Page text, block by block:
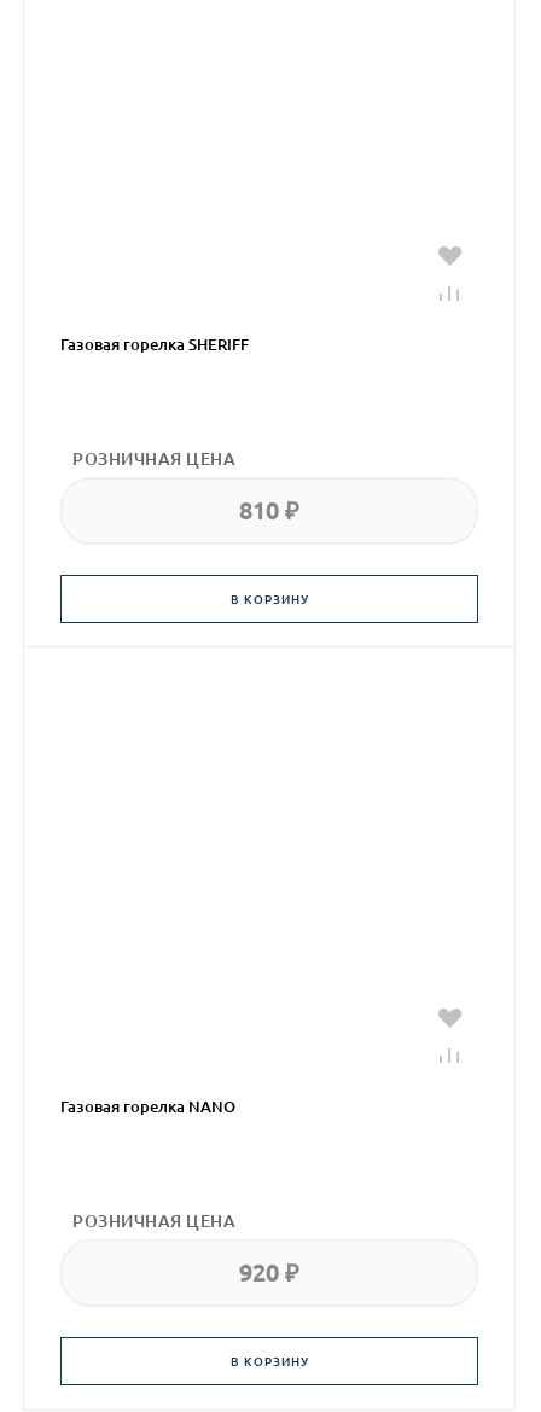
Газовая горелка SHERIFF
РОЗНИЧНАЯ ЦЕНА
810 ₽
В КОРЗИНУ
Газовая горелка NANO
РОЗНИЧНАЯ ЦЕНА
920 ₽
В КОРЗИНУ